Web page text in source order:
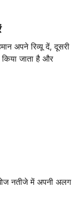
अपने रिव्यू दें, दूसरी
जाता है और
नतीजे में अपनी अलग